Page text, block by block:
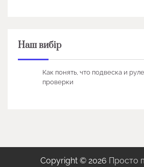
Наш вибір
Как понять, что подвеска и
проверки
Copyright © 2026 Просто